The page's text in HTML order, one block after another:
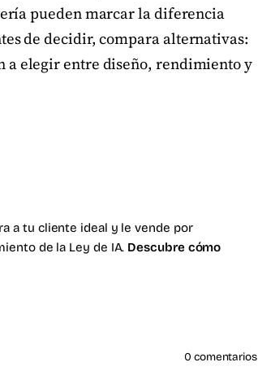
pueden marcar la diferencia
de decidir, compara alternativas:
a elegir entre diseño, rendimiento y
a tu cliente ideal y le vende por
de la Ley de IA. Descubre cómo
0 comentarios